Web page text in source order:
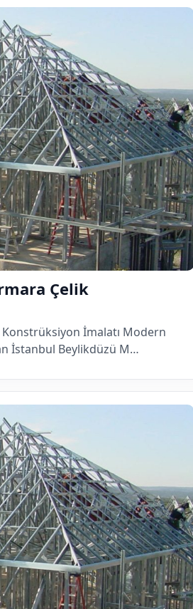
Çelik
İmalatı Modern
İstanbul Beylikdüzü M…